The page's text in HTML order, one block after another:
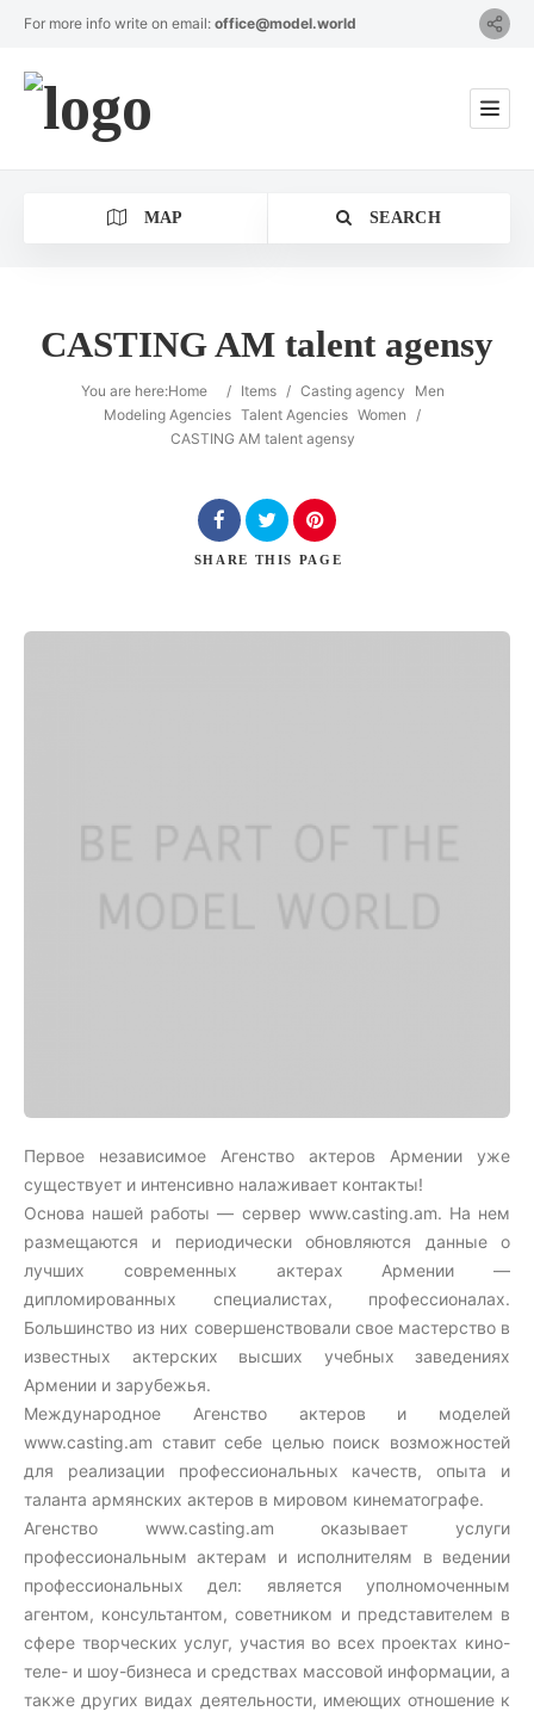
For more info write on email: office@model.world
MAP SEARCH
Category
CASTING AM talent agensy
You are here:Home / Items / Casting agency
Men
Modeling Agencies Talent Agencies Women /
CASTING AM talent agensy
SHARE THIS PAGE
Первое независимое Агенство актеров Aрмении уже
существует и интенсивно налаживает контакты!
Основа нашей работы — сервер www.casting.am. На нем
размещаются и периодически обновляются данные о
лучших современных актерах Армении —
дипломированных специалистах, профессионалах.
Большинство из них совершенствовали свое мастерство в
известных актерских высших учебных заведениях
Армении и зарубежья.
Международное Агенство актеров и моделей
www.casting.am ставит себе целью поиск возможностей
для реализации профессиональных качеств, опыта и
таланта армянских актеров в мировом кинематографе.
Агенство www.casting.am оказывает услуги
профессиональным актерам и исполнителям в ведении
профессиональных дел: является уполномоченным
агентом, консультантом, советником и представителем в
сфере творческих услуг, участия во всех проектах кино-
теле- и шоу-бизнеса и средствах массовой информации, а
также других видах деятельности, имеющих отношение к